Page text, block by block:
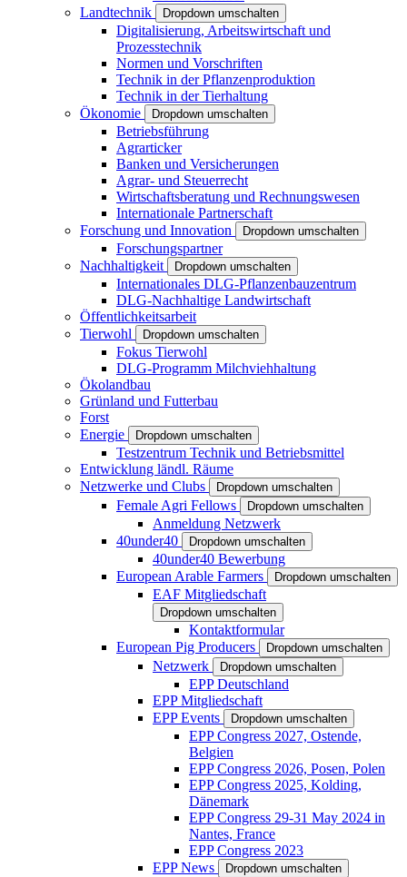
Landtechnik
Dropdown umschalten
Digitalisierung, Arbeitswirtschaft und
Prozesstechnik
Normen und Vorschriften
Technik in der Pflanzenproduktion
Technik in der Tierhaltung
Ökonomie
Dropdown umschalten
Betriebsführung
Agrarticker
Banken und Versicherungen
Agrar- und Steuerrecht
Wirtschaftsberatung und Rechnungswesen
Internationale Partnerschaft
Forschung und Innovation
Dropdown umschalten
Forschungspartner
Nachhaltigkeit
Dropdown umschalten
Internationales DLG-Pflanzenbauzentrum
DLG-Nachhaltige Landwirtschaft
Öffentlichkeitsarbeit
Tierwohl
Dropdown umschalten
Fokus Tierwohl
DLG-Programm Milchviehhaltung
Ökolandbau
Grünland und Futterbau
Forst
Energie
Dropdown umschalten
Testzentrum Technik und Betriebsmittel
Entwicklung ländl. Räume
Netzwerke und Clubs
Dropdown umschalten
Female Agri Fellows Dropdown umschalten
Anmeldung Netzwerk
40under40
Dropdown umschalten
40under40 Bewerbung
European Arable Farmers
Dropdown umschalten
EAF Mitgliedschaft
Dropdown umschalten
Kontaktformular
European Pig Producers
Dropdown umschalten
Netzwerk Dropdown umschalten
EPP Deutschland
EPP Mitgliedschaft
EPP Events
Dropdown umschalten
EPP Congress 2027, Ostende,
Belgien
EPP Congress 2026, Posen, Polen
EPP Congress 2025, Kolding,
Dänemark
EPP Congress 29-31 May 2024 in
Nantes, France
EPP Congress 2023
EPP News
Dropdown umschalten